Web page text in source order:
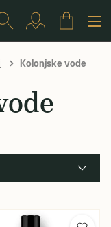
Kolonjske vode